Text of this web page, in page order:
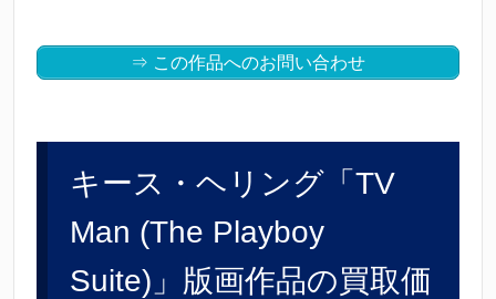
⇒ この作品へのお問い合わせ
キース・ヘリング「TV
Man (The Playboy
Suite)」版画作品の買取価